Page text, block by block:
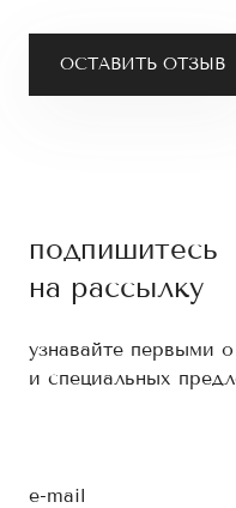
ОСТАВИТЬ ОТЗЫВ
подпишитесь
на рассылку
узнавайте первыми
и специальных
e-mail